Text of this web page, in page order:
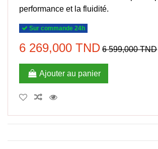
performance et la fluidité.
Sur commande 24h
6 269,000 TND 6 599,000 TND
Ajouter au panier